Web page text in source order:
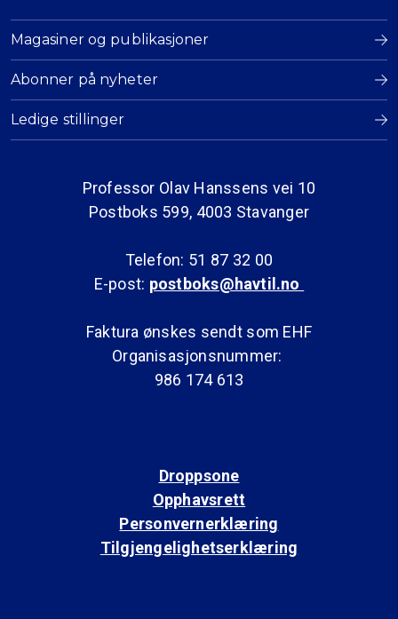
Magasiner og publikasjoner
Abonner på nyheter
Ledige stillinger
Professor Olav Hanssens vei 10
Postboks 599, 4003 Stavanger
Telefon: 51 87 32 00
E-post: postboks@havtil.no
Faktura ønskes sendt som EHF
Organisasjonsnummer:
986 174 613
Droppsone
Opphavsrett
Personvernerklæring
Tilgjengelighetserklæring